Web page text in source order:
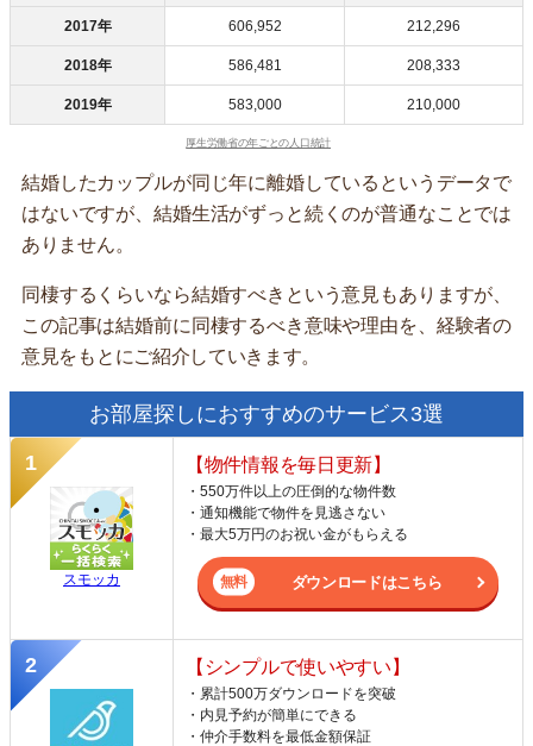
2017年 606,952 212,296
2018年 586,481 208,333
2019年 583,000 210,000
厚生労働省の年ごとの人口統計
結婚したカップルが同じ年に離婚しているというデータで
はないですが、結婚生活がずっと続くのが普通なことでは
ありません。
同棲するくらいなら結婚すべきという意見もありますが、
この記事は結婚前に同棲するべき意味や理由を、経験者の
意見をもとにご紹介していきます。
お部屋探しにおすすめのサービス3選
スモッカ
【物件情報を毎日更新】
・550万件以上の圧倒的な物件数
・通知機能で物件を見逃さない
・最大5万円のお祝い金がもらえる
ダウンロードはこちら
【シンプルで使いやすい】
・累計500万ダウンロードを突破
・内見予約が簡単にできる
・仲介手数料を最低金額保証